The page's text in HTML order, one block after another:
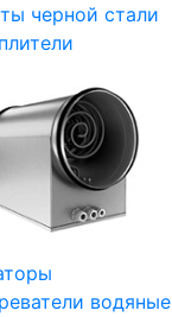
черной стали
водяные